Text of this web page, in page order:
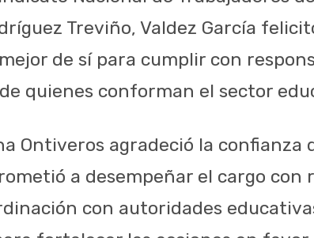
Treviño, Valdez García
de sí para cumplir con
quienes conforman el sector
Ontiveros agradeció la confianza
a desempeñar el cargo con
con autoridades